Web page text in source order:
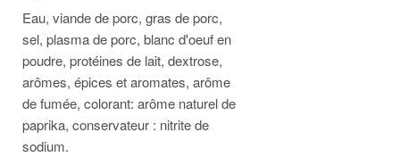
Eau, viande de porc, gras de porc,
sel, plasma de porc, blanc d'oeuf en
poudre, protéines de lait, dextrose,
arômes, épices et aromates, arôme
de fumée, colorant: arôme naturel de
paprika, conservateur : nitrite de
sodium.